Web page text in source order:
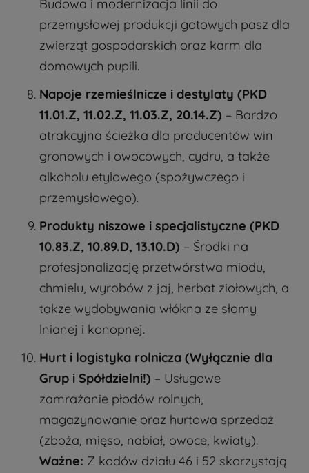
Budowa i modernizacja linii do
przemysłowej produkcji gotowych pasz dla
zwierząt gospodarskich oraz karm dla
domowych pupili.
Napoje rzemieślnicze i destylaty (PKD
11.01.Z, 11.02.Z, 11.03.Z, 20.14.Z) – Bardzo
atrakcyjna ścieżka dla producentów win
gronowych i owocowych, cydru, a także
alkoholu etylowego (spożywczego i
przemysłowego).
Produkty niszowe i specjalistyczne (PKD
10.83.Z, 10.89.D, 13.10.D) – Środki na
profesjonalizację przetwórstwa miodu,
chmielu, wyrobów z jaj, herbat ziołowych, a
także wydobywania włókna ze słomy
lnianej i konopnej.
Hurt i logistyka rolnicza (Wyłącznie dla
Grup i Spółdzielni!) – Usługowe
zamrażanie płodów rolnych,
magazynowanie oraz hurtowa sprzedaż
(zboża, mięso, nabiał, owoce, kwiaty).
Ważne: Z kodów działu 46 i 52 skorzystają